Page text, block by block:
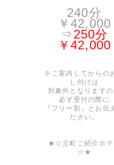
240分
￥42,000
⇒250分
￥42,000
※ご案内してからの
し付けは
対象外となります
必ず受付の際に
『フリー割』とお伝
ださい。
★☆立町ご紹介ホ
☆★